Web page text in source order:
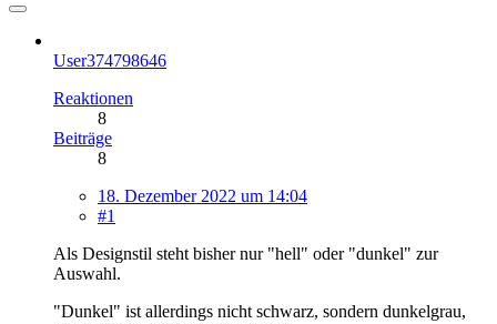
User374798646
Reaktionen
8
Beiträge
8
18. Dezember 2022 um 14:04
#1
Als Designstil steht bisher nur "hell" oder "dunkel" zur
Auswahl.
"Dunkel" ist allerdings nicht schwarz, sondern dunkelgrau,